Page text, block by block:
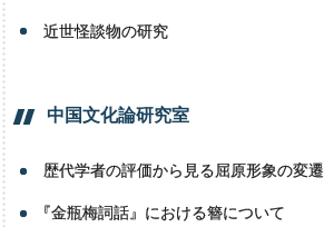
近世怪談物の研究
中国文化論研究室
歴代学者の評価から見る屈原形象の変遷
『金瓶梅詞話』における簪について